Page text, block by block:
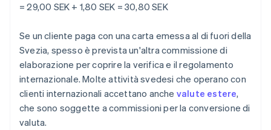
= 29,00 SEK + 1,80 SEK = 30,80 SEK
Se un cliente paga con una carta emessa al di fuori della
Svezia, spesso è prevista un'altra commissione di
elaborazione per coprire la verifica e il regolamento
internazionale. Molte attività svedesi che operano con
clienti internazionali accettano anche valute estere,
che sono soggette a commissioni per la conversione di
valuta.